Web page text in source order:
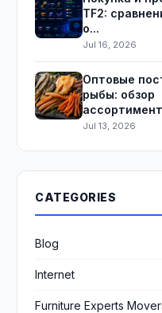
TF2:
о...
Jul 16, 2026
Оптовые
рыбы: обзор
Jul 13, 2026
CATEGORIES
Blog
Internet
Furniture Experts